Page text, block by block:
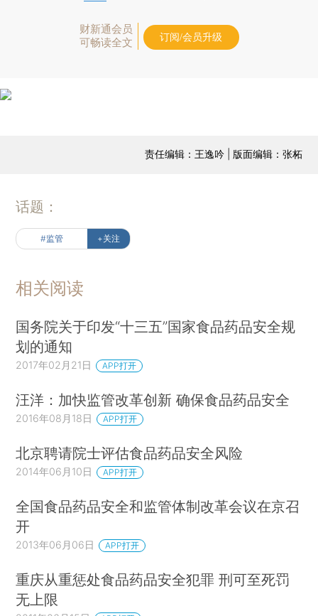
财新通会员
可畅读全文
订阅/会员升级
责任编辑：王逸吟 | 版面编辑：张柘
话题：
#监管 +关注
相关阅读
国务院关于印发“十三五”国家食品药品安全规
划的通知
2017年02月21日 APP打开
汪洋：加快监管改革创新 确保食品药品安全
2016年08月18日 APP打开
北京聘请院士评估食品药品安全风险
2014年06月10日 APP打开
全国食品药品安全和监管体制改革会议在京召
开
2013年06月06日 APP打开
重庆从重惩处食品药品安全犯罪 刑可至死罚
无上限